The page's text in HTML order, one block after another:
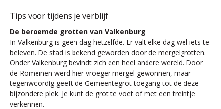
Tips voor tijdens je verblijf
De beroemde grotten van Valkenburg
In Valkenburg is geen dag hetzelfde. Er valt elke dag wel iets te
beleven. De stad is bekend geworden door de mergelgrotten.
Onder Valkenburg bevindt zich een heel andere wereld. Door
de Romeinen werd hier vroeger mergel gewonnen, maar
tegenwoordig geeft de Gemeentegrot toegang tot de deze
bijzondere plek. Je kunt de grot te voet of met een treintje
verkennen.